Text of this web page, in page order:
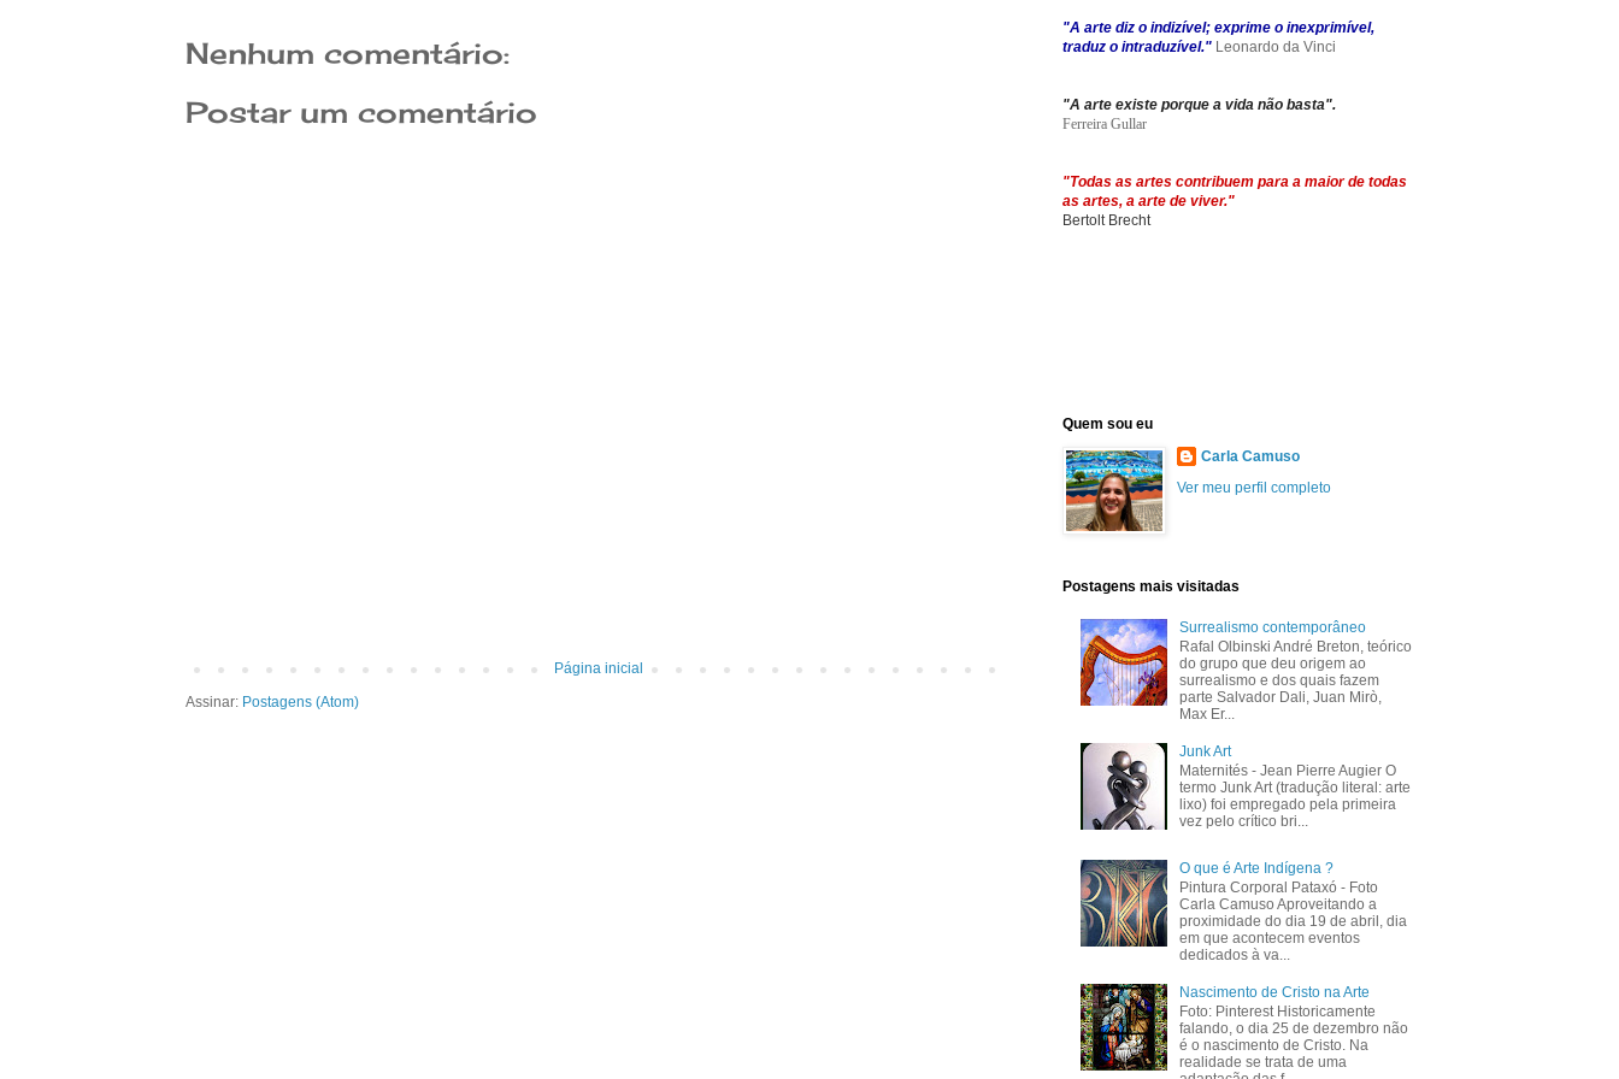
Nenhum comentário:
Postar um comentário
Página inicial
Assinar: Postagens (Atom)
"A arte diz o indizível; exprime o inexprimível,
traduz o intraduzível." Leonardo da Vinci
"A arte existe porque a vida não basta".
Ferreira Gullar
"Todas as artes contribuem para a maior de todas
as artes, a arte de viver."
Bertolt Brecht
Quem sou eu
Carla Camuso
Ver meu perfil completo
Postagens mais visitadas
Surrealismo contemporâneo
Rafal Olbinski André Breton, teórico
do grupo que deu origem ao
surrealismo e dos quais fazem
parte Salvador Dali, Juan Mirò,
Max Er...
Junk Art
Maternités - Jean Pierre Augier O
termo Junk Art (tradução literal: arte
lixo) foi empregado pela primeira
vez pelo crítico bri...
O que é Arte Indígena ?
Pintura Corporal Pataxó - Foto
Carla Camuso Aproveitando a
proximidade do dia 19 de abril, dia
em que acontecem eventos
dedicados à va...
Nascimento de Cristo na Arte
Foto: Pinterest Historicamente
falando, o dia 25 de dezembro não
é o nascimento de Cristo. Na
realidade se trata de uma